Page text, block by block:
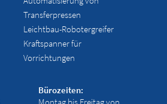
Transferpressen
Leichtbau-Robotergreifer
Kraftspanner für
Vorrichtungen
Bürozeiten: